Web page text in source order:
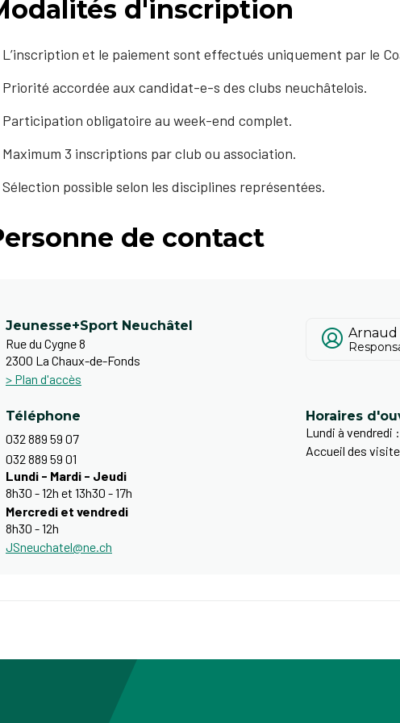
d'inscription
L’inscription et le paiement sont effectués uniquement par le
Priorité accordée aux candidat-e-s des clubs neuchâtelois.
Participation obligatoire au week-end complet.
Maximum 3 inscriptions par club ou association.
Sélection possible selon les disciplines représentées.
de contact
Jeunesse+Sport Neuchâtel
Rue du Cygne 8
2300 La Chaux-de-Fonds
> Plan d'accès
Arnaud
Téléphone
032 889 59 07
032 889 59 01
Lundi - Mardi - Jeudi
8h30 - 12h et 13h30 - 17h
Mercredi et vendredi
8h30 - 12h
JSneuchatel@ne.ch
Horaires
Lundi à vendredi :
Accueil des